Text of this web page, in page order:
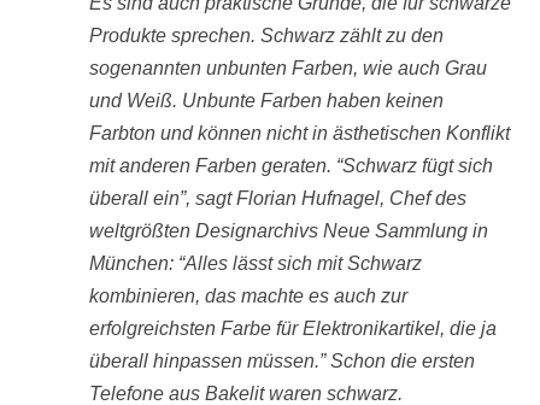
Produkte sprechen. Schwarz zählt zu den
sogenannten unbunten Farben, wie auch Grau
und Weiß. Unbunte Farben haben keinen
Farbton und können nicht in ästhetischen Konflikt
mit anderen Farben geraten. “Schwarz fügt sich
überall ein”, sagt Florian Hufnagel, Chef des
weltgrößten Designarchivs Neue Sammlung in
München: “Alles lässt sich mit Schwarz
kombinieren, das machte es auch zur
erfolgreichsten Farbe für Elektronikartikel, die ja
überall hinpassen müssen.” Schon die ersten
Telefone aus Bakelit waren schwarz.